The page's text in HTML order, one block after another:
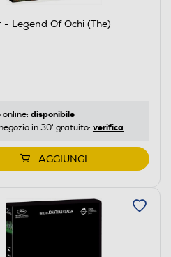
- Legend Of Ochi (The)
disponibile
in 30' gratuito: verifica
AGGIUNGI